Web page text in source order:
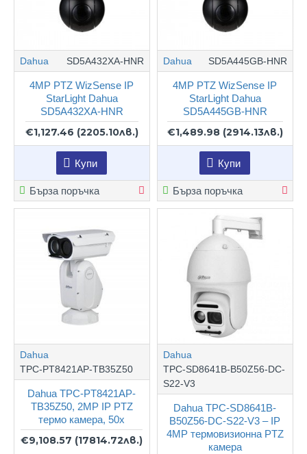
Dahua SD5A432XA-HNR
4MP PTZ WizSense IP
StarLight Dahua
SD5A432XA-HNR
€1,127.46 (2205.10лв.)
Купи
Бърза поръчка
Dahua SD5A445GB-HNR
4MP PTZ WizSense IP
StarLight Dahua
SD5A445GB-HNR
€1,489.98 (2914.13лв.)
Купи
Бърза поръчка
Dahua
TPC-PT8421AP-TB35Z50
Dahua TPC-PT8421AP-
TB35Z50, 2MP IP PTZ
термо камера, 50x
€9,108.57 (17814.72лв.)
Dahua
TPC-SD8641B-B50Z56-DC-
S22-V3
Dahua TPC-SD8641B-
B50Z56-DC-S22-V3 – IP
4MP термовизионна PTZ
камера